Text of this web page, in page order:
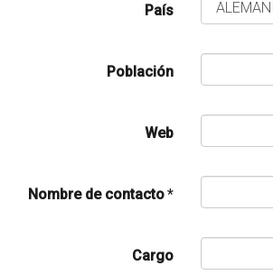
País
Población
Web
Nombre de contacto*
Cargo